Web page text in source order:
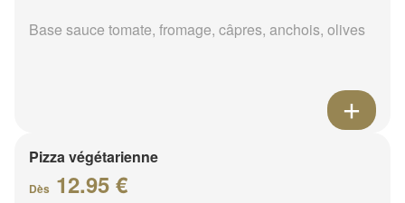
Base sauce tomate, fromage, câpres, anchois, olives
Pizza végétarienne
Dès 12.95 €